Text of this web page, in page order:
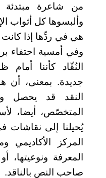
من شاعرة مبتدئة
وألبسوها كل أثواب
هي في ردِّها إذا
وفي أمسية احتفاء
النُقّاد كأننا
جديدة. بمعنى، أن
النقد قد يحصل
المتخصّص، أيضا،
يُحيلنا إلى
المركز الأكاديمي
المعرفة ونوعيتها،
صاحب النص بالناقد.